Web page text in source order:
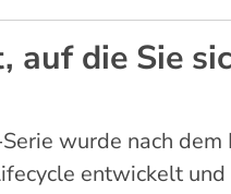
auf die Sie
wurde nach
entwickelt